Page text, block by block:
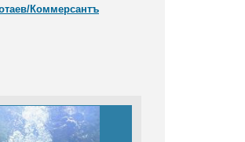
Коммерсантъ